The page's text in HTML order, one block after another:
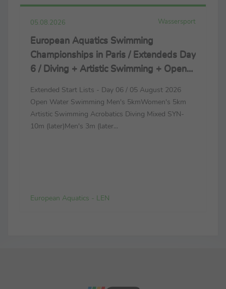
05.08.2026 Wassersport
European Aquatics Swimming
Championships in Paris / Extendeds Day
6 / Diving + Artistic Swimming + Open
Extended Start Lists - Day 06 / 05 August 2026
Open Water Swimming Men's 5kmWomen's 5km
Artistic Swimming Acrobatics Diving Mixed SYN-
10m (later)Men's 3m (later...
European Aquatics - LEN